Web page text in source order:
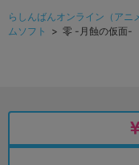
らしんばんオンライン（アニ
ムソフト
> 零 -月蝕の仮面-